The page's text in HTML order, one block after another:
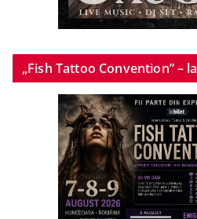
„Fish Tattoo Convention” –